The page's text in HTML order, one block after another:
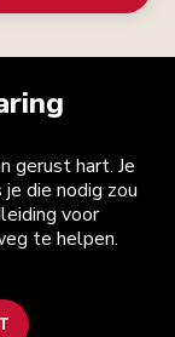
gerust hart. Je
die nodig zou
voor
te helpen.